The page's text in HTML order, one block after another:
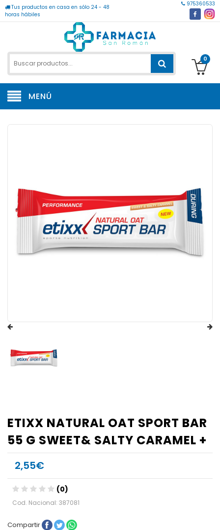
Tus productos en casa en sólo 24 - 48
horas hábiles
975360533
0
MENÚ
ETIXX NATURAL OAT SPORT BAR
55 G SWEET& SALTY CARAMEL +
2,55€
(0)
Cod. Nacional: 387081
Compartir